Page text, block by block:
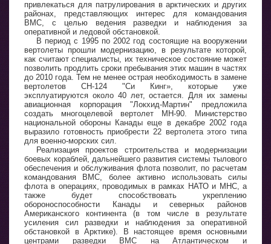
привлекаться для патрулирования в арктических и других
районах, представляющих интерес для командования
ВМС, с целью ведения разведки и наблюдения за
оперативной и ледовой обстановкой.
В период с 1995 по 2002 год состоящие на вооружении
вертолеты прошли модернизацию, в результате которой,
как считают специалисты, их техническое состояние может
позволить продлить сроки пребывания этих машин в частях
до 2010 года. Тем не менее острая необходимость в замене
вертолетов СН-124 "Си Кинг», которые уже
эксплуатируются около 40 лет, остается. Для их замены
авиационная корпорация "Локхид-Мартин" предложила
создать многоцелевой вертолет МН-90. Министерство
национальной обороны Канады еще в декабре 2002 года
выразило готовность приобрести 22 вертолета этого типа
для военно-морских сил.
Реализация проектов строительства и модернизации
боевых кораблей, дальнейшего развития системы тылового
обеспечения и обслуживания флота позволит, по расчетам
командования ВМС, более активно использовать силы
флота в операциях, проводимых в рамках НАТО и МНС, а
также будет способствовать укреплению
обороноспособности Канады и северных районов
Американского континента (в том числе в результате
усиления сил разведки и наблюдения за оперативной
обстановкой в Арктике). В настоящее время основными
центрами разведки ВМС на Атлантическом и